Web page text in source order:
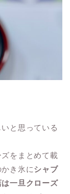
と思っている
ズをまとめて載
き氷にシャブ
は一旦クローズ